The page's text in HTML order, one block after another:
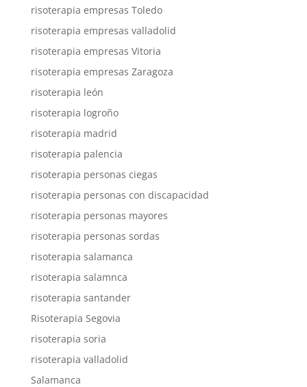
risoterapia empresas Toledo
risoterapia empresas valladolid
risoterapia empresas Vitoria
risoterapia empresas Zaragoza
risoterapia león
risoterapia logroño
risoterapia madrid
risoterapia palencia
risoterapia personas ciegas
risoterapia personas con discapacidad
risoterapia personas mayores
risoterapia personas sordas
risoterapia salamanca
risoterapia salamnca
risoterapia santander
Risoterapia Segovia
risoterapia soria
risoterapia valladolid
Salamanca